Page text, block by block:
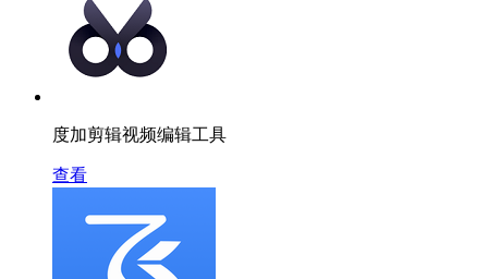
度加剪辑视频编辑工具
查看